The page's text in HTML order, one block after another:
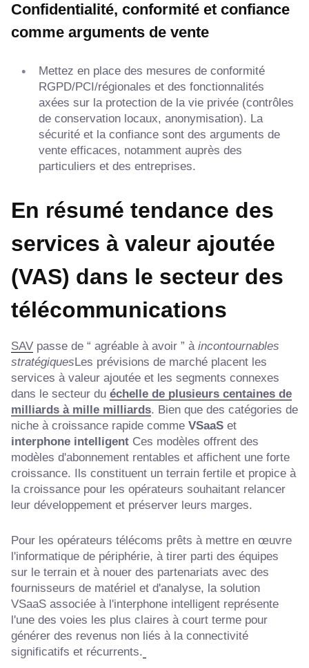
Confidentialité, conformité et confiance
comme arguments de vente
Mettez en place des mesures de conformité
RGPD/PCI/régionales et des fonctionnalités
axées sur la protection de la vie privée (contrôles
de conservation locaux, anonymisation). La
sécurité et la confiance sont des arguments de
vente efficaces, notamment auprès des
particuliers et des entreprises.
En résumé tendance des
services à valeur ajoutée
(VAS) dans le secteur des
télécommunications
SAV passe de “ agréable à avoir ” à incontournables
stratégiquesLes prévisions de marché placent les
services à valeur ajoutée et les segments connexes
dans le secteur du échelle de plusieurs centaines de
milliards à mille milliards. Bien que des catégories de
niche à croissance rapide comme VSaaS et
interphone intelligent Ces modèles offrent des
modèles d'abonnement rentables et affichent une forte
croissance. Ils constituent un terrain fertile et propice à
la croissance pour les opérateurs souhaitant relancer
leur développement et préserver leurs marges.
Pour les opérateurs télécoms prêts à mettre en œuvre
l'informatique de périphérie, à tirer parti des équipes
sur le terrain et à nouer des partenariats avec des
fournisseurs de matériel et d'analyse, la solution
VSaaS associée à l'interphone intelligent représente
l'une des voies les plus claires à court terme pour
générer des revenus non liés à la connectivité
significatifs et récurrents.